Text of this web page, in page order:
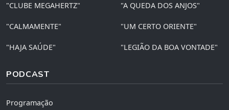
"CLUBE MEGAHERTZ" "A QUEDA DOS ANJOS"
"CALMAMENTE" "UM CERTO ORIENTE"
"HAJA SAÚDE" "LEGIÃO DA BOA VONTADE"
PODCAST
Programação